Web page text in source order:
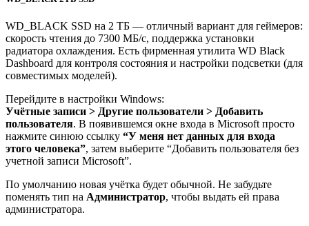
WD_BLACK SSD на 2 ТБ — отличный вариант для геймеров:
скорость чтения до 7300 МБ/с, поддержка установки
радиатора охлаждения. Есть фирменная утилита WD Black
Dashboard для контроля состояния и настройки подсветки (для
совместимых моделей).
Перейдите в настройки Windows:
Учётные записи > Другие пользователи > Добавить
пользователя. В появившемся окне входа в Microsoft просто
нажмите синюю ссылку “У меня нет данных для входа
этого человека”, затем выберите “Добавить пользователя без
учетной записи Microsoft”.
По умолчанию новая учётка будет обычной. Не забудьте
поменять тип на Администратор, чтобы выдать ей права
администратора.